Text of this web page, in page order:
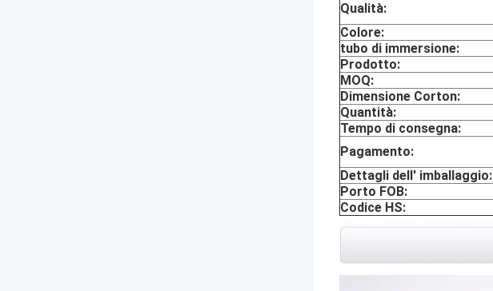
Qualità:
Colore:
tubo di immersione:
Prodotto:
MOQ:
Dimensione Corton:
Quantità:
Tempo di consegna:
Pagamento:
Dettagli dell' imballaggio:
Porto FOB:
Codice HS: